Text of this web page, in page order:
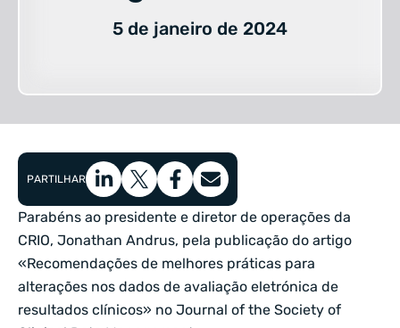
5 de janeiro de 2024
PARTILHAR
Parabéns ao presidente e diretor de operações da
CRIO, Jonathan Andrus, pela publicação do artigo
«Recomendações de melhores práticas para
alterações nos dados de avaliação eletrónica de
resultados clínicos» no Journal of the Society of